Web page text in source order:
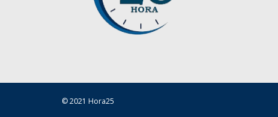
© 2021 Hora25